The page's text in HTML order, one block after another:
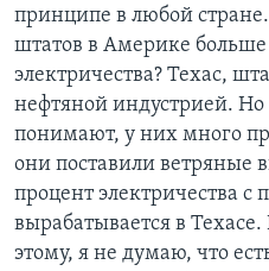
принципе в любой
штатов в Америке больше
электричества? Техас,
нефтяной индустрией.
понимают, у них много
они поставили
процент электричества
вырабатывается в
этому, я не думаю, что